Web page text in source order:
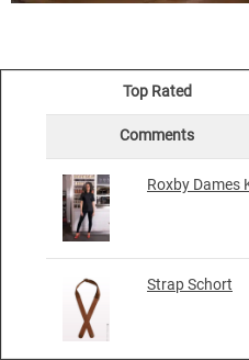
Top Rated
Comments
Roxby Dames
Strap Schort